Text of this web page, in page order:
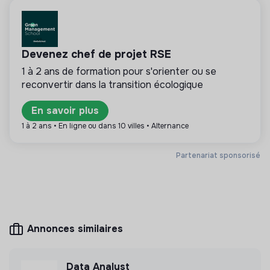
Remboursement, à hauteur de 50 %, des transports
en commun parisiens (loi en vigueur).
💡 Produits ou services responsables
La mission de cette entreprise est de concevoir
des produits ou proposer des services éco-
responsables alignés avec les besoins de la
transformation écologique et solidaire.
Plus d'informations
Entreprise
Mesure d'impact
OpenClimat n'a pas encore transmis de mesure
Partenariat sponsorisé
Devenez chef de projet RSE
1 à 2 ans de formation pour s'orienter ou se
reconvertir dans la transition écologique
En savoir plus
1 à 2 ans • En ligne ou dans 10 villes • Alternance
Annonces similaires
Data Analyst